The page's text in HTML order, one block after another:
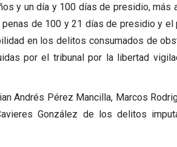
y un día y 100 días de presidio, más
de 100 y 21 días de presidio y el
en los delitos consumados de
por el tribunal por la libertad
Andrés Pérez Mancilla, Marcos
González de los delitos